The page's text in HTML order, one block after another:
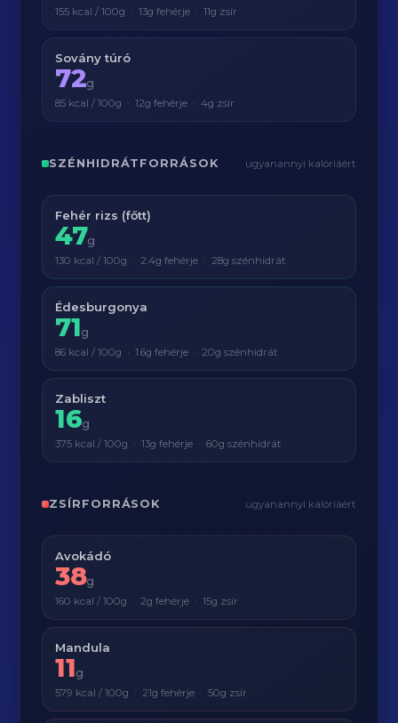
155 kcal / 100g · 13g fehérje · 11g zsír
Sovány túró
72g
85 kcal / 100g · 12g fehérje · 4g zsír
SZÉNHIDRÁTFORRÁSOK ugyanannyi kalóriáért
Fehér rizs (főtt)
47g
130 kcal / 100g · 2.4g fehérje · 28g szénhidrát
Édesburgonya
71g
86 kcal / 100g · 1.6g fehérje · 20g szénhidrát
Zabliszt
16g
375 kcal / 100g · 13g fehérje · 60g szénhidrát
ZSÍRFORRÁSOK ugyanannyi kalóriáért
Avokádó
38g
160 kcal / 100g · 2g fehérje · 15g zsír
Mandula
11g
579 kcal / 100g · 21g fehérje · 50g zsír